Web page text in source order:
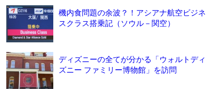
機内食問題の余波？！アシアナ航空ビジネ
スクラス搭乗記（ソウル－関空）
ディズニーの全てが分かる「ウォルトディ
ズニー ファミリー博物館」を訪問